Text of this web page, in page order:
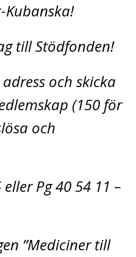
Kubanska!
till Stödfonden!
och skicka
(150 för
och
Pg 40 54 11 –
”Mediciner till